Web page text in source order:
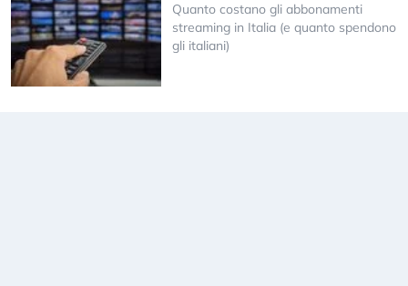
Quanto costano gli abbonamenti
streaming in Italia (e quanto spendono
gli italiani)